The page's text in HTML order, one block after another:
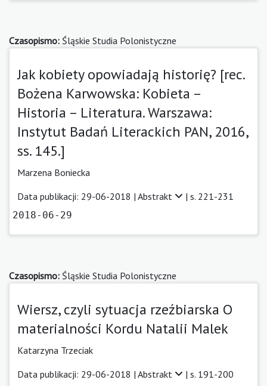
Czasopismo: Śląskie Studia Polonistyczne
Jak kobiety opowiadają historię? [rec.
Bożena Karwowska: Kobieta –
Historia – Literatura. Warszawa:
Instytut Badań Literackich PAN, 2016,
ss. 145.]
Marzena Boniecka
Data publikacji: 29-06-2018 | Abstrakt | s. 221-231
2018-06-29
Czasopismo: Śląskie Studia Polonistyczne
Wiersz, czyli sytuacja rzeźbiarska O
materialności Kordu Natalii Malek
Katarzyna Trzeciak
Data publikacji: 29-06-2018 | Abstrakt | s. 191-200